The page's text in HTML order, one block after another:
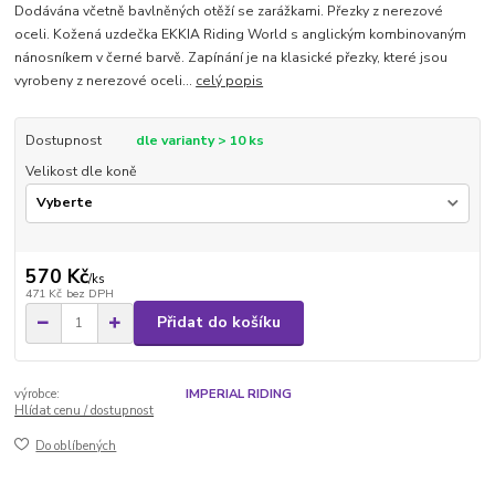
Dodávána včetně bavlněných otěží se zarážkami. Přezky z nerezové
oceli. Kožená uzdečka EKKIA Riding World s anglickým kombinovaným
nánosníkem v černé barvě. Zapínání je na klasické přezky, které jsou
vyrobeny z nerezové oceli... celý popis
Dostupnost
dle varianty > 10 ks
Velikost dle koně
570 Kč/ks
471 Kč bez DPH
Přidat do košíku
výrobce:
IMPERIAL RIDING
Hlídat cenu / dostupnost
Do oblíbených